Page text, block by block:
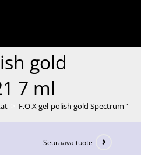
gold
7 ml
F.O.X gel-polish gold Spectrum 121
Seuraava tuote